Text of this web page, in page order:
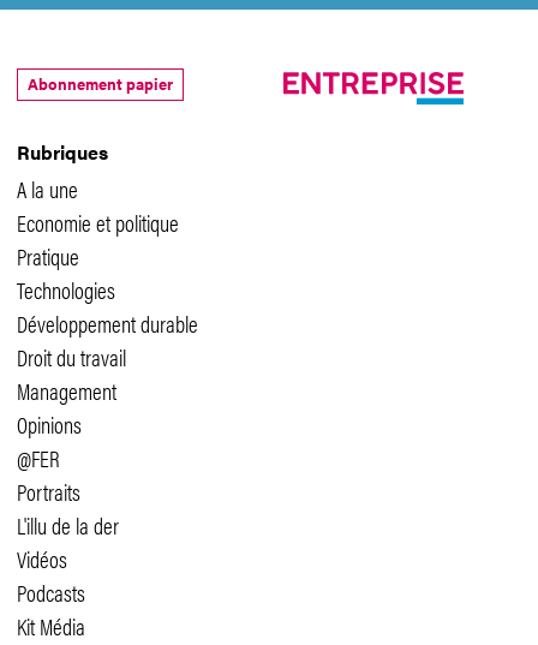
Rubriques
A la une
Economie et politique
Pratique
Technologies
Développement durable
Droit du travail
Management
Opinions
@FER
Portraits
L'illu de la der
Vidéos
Podcasts
Kit Média
Abonnement papier